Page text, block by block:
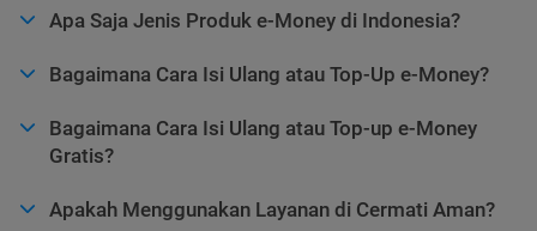
Apa Saja Jenis Produk e-Money di Indonesia?
Bagaimana Cara Isi Ulang atau Top-Up e-Money?
Bagaimana Cara Isi Ulang atau Top-up e-Money
Gratis?
Apakah Menggunakan Layanan di Cermati Aman?